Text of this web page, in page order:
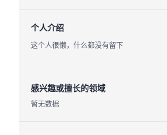
个人介绍
这个人很懒，什么都没有留下
感兴趣或擅长的领域
暂无数据